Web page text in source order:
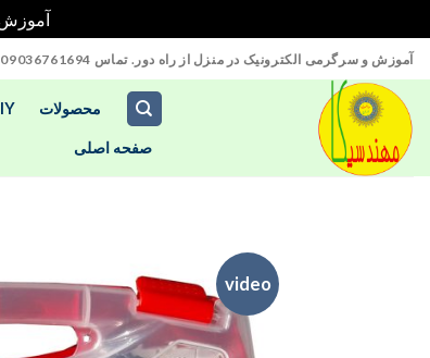
آموزش ساده بیش از 70
Skip
to
content
آموزش و سرگرمی الکترونیک در منزل از راه دور. تماس 09036761694
محصولات
صفحه اصلی
video